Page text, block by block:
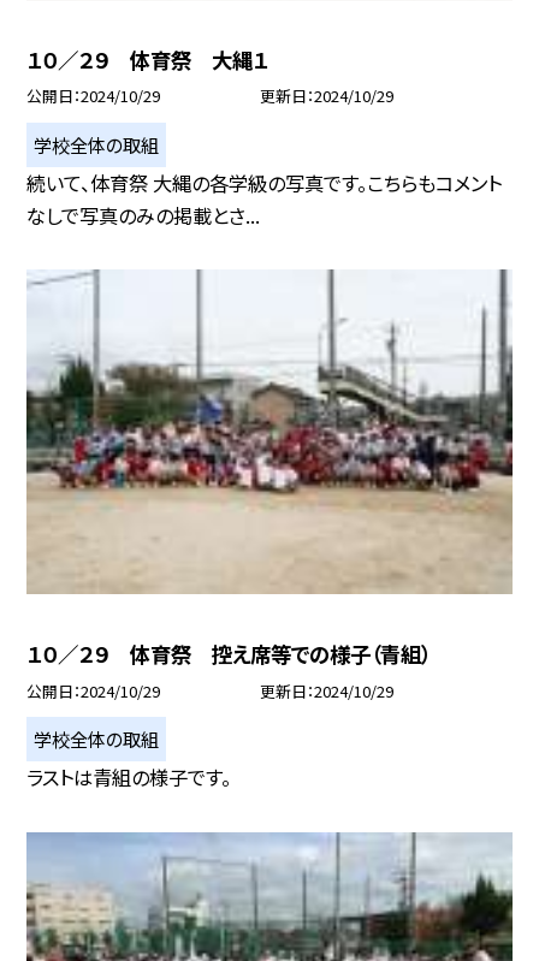
１０／２９ 体育祭 大縄１
公開日 2024/10/29 更新日 2024/10/29
学校全体の取組
続いて、体育祭 大縄の各学級の写真です。こちらもコメント
なしで写真のみの掲載とさ...
１０／２９ 体育祭 控え席等での様子（青組）
公開日 2024/10/29 更新日 2024/10/29
学校全体の取組
ラストは青組の様子です。